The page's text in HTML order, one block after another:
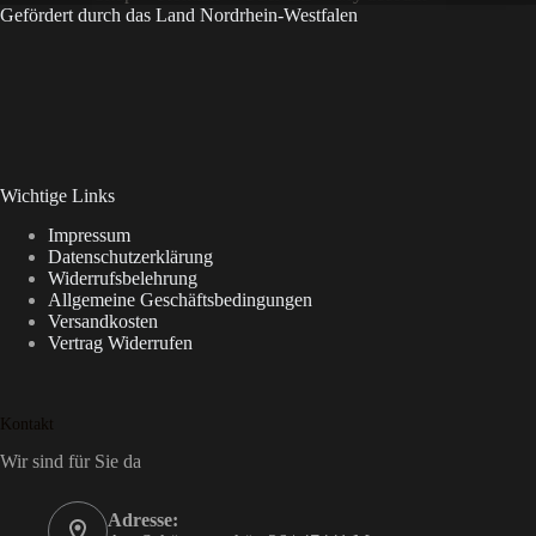
Gefördert durch das Land Nordrhein-Westfalen
Wichtige Links
Impressum
Datenschutzerklärung
Widerrufsbelehrung
Allgemeine Geschäftsbedingungen
Versandkosten
Vertrag Widerrufen
Kontakt
Wir sind für Sie da
Adresse: